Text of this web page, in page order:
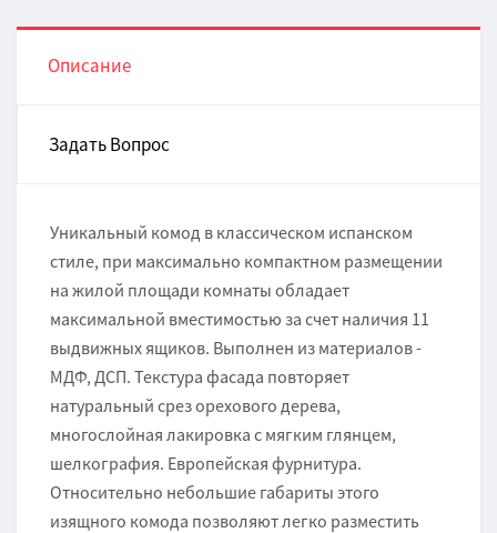
Описание
Задать Вопрос
Уникальный комод в классическом испанском
стиле, при максимально компактном размещении
на жилой площади комнаты обладает
максимальной вместимостью за счет наличия 11
выдвижных ящиков. Выполнен из материалов -
МДФ, ДСП. Текстура фасада повторяет
натуральный срез орехового дерева,
многослойная лакировка с мягким глянцем,
шелкография. Европейская фурнитура.
Относительно небольшие габариты этого
изящного комода позволяют легко разместить